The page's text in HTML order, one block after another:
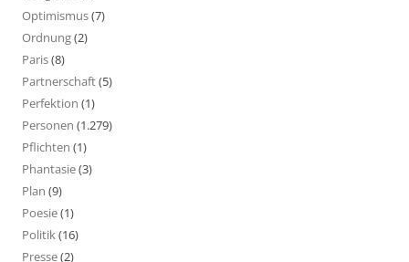
Optimismus(7)
Ordnung(2)
Paris(8)
Partnerschaft(5)
Perfektion (1)
Personen (1.279)
Pflichten (1)
Phantasie(3)
Plan (9)
Poesie(1)
Politik(16)
Presse(2)